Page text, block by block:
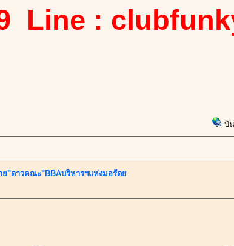
Line :
บั
ย"ดาวคณะ"BBAบริหารฯแห่งมอรัดย